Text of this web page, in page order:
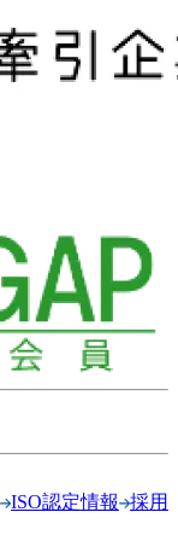
ISO認定情報
採用